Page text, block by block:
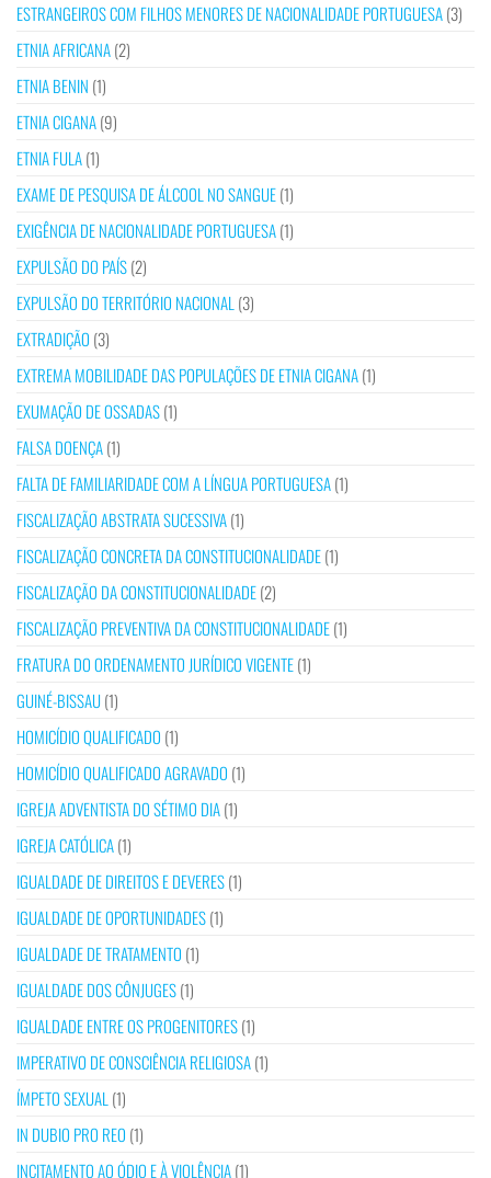
ESTRANGEIROS COM FILHOS MENORES DE NACIONALIDADE PORTUGUESA(3)
ETNIA AFRICANA(2)
ETNIA BENIN (1)
ETNIA CIGANA(9)
ETNIA FULA(1)
EXAME DE PESQUISA DE ÁLCOOL NO SANGUE(1)
EXIGÊNCIA DE NACIONALIDADE PORTUGUESA(1)
EXPULSÃO DO PAÍS(2)
EXPULSÃO DO TERRITÓRIO NACIONAL (3)
EXTRADIÇÃO (3)
EXTREMA MOBILIDADE DAS POPULAÇÕES DE ETNIA CIGANA(1)
EXUMAÇÃO DE OSSADAS(1)
FALSA DOENÇA(1)
FALTA DE FAMILIARIDADE COM A LÍNGUA PORTUGUESA(1)
FISCALIZAÇÃO ABSTRATA SUCESSIVA(1)
FISCALIZAÇÃO CONCRETA DA CONSTITUCIONALIDADE(1)
FISCALIZAÇÃO DA CONSTITUCIONALIDADE(2)
FISCALIZAÇÃO PREVENTIVA DA CONSTITUCIONALIDADE(1)
FRATURA DO ORDENAMENTO JURÍDICO VIGENTE(1)
GUINÉ-BISSAU(1)
HOMICÍDIO QUALIFICADO (1)
HOMICÍDIO QUALIFICADO AGRAVADO (1)
IGREJA ADVENTISTA DO SÉTIMO DIA(1)
IGREJA CATÓLICA(1)
IGUALDADE DE DIREITOS E DEVERES(1)
IGUALDADE DE OPORTUNIDADES(1)
IGUALDADE DE TRATAMENTO (1)
IGUALDADE DOS CÔNJUGES(1)
IGUALDADE ENTRE OS PROGENITORES(1)
IMPERATIVO DE CONSCIÊNCIA RELIGIOSA(1)
ÍMPETO SEXUAL (1)
IN DUBIO PRO REO (1)
INCITAMENTO AO ÓDIO E À VIOLÊNCIA(1)